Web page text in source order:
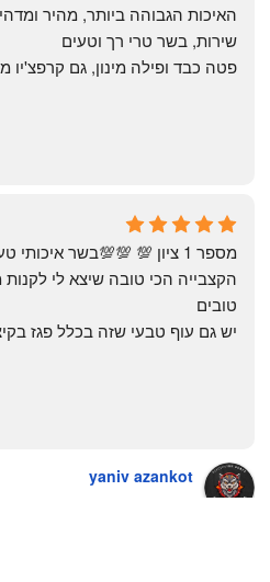
The Artechology
a year ago
האיכות הגבוהה ביותר, מהיר
שירות, בשר טרי רך וטעים
פטה כבד ופילה מינון, גם קרפצ'יו
yaniv azankot
טובים
יש גם עוף טבעי שזה בכלל פגז